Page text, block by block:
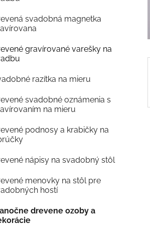
svadobná magnetka
gravírované varešky na
razítka na mieru
svadobné oznámenia s
na mieru
podnosy a krabičky na
nápisy na svadobný stôl
menovky na stôl pre
hostí
drevene ozoby a